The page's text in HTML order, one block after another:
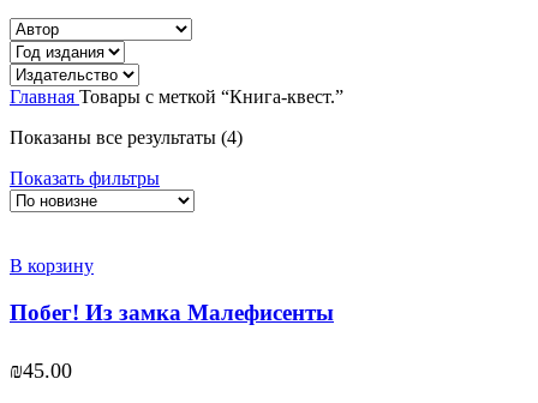
Главная Товары с меткой “Книга-квест.”
Показаны все результаты (4)Сортировка:
Показать фильтры
В корзину
Побег! Из замка Малефисенты
₪45.00